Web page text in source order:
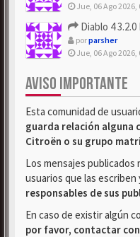
Jue, 06 Ago 2026,
Diablo 4 3.2.0
porparsher
Jue, 06 Ago 2026,
AVISO IMPORTANTE
Esta comunidad de
guarda relación alguna
Citroën o su grupo
Los mensajes
usuarios que las escriben
responsables de sus
En caso de existir algún
por favor, contactar